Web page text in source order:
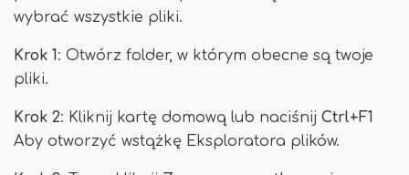
wybrać wszystkie pliki.
Krok 1: Otwórz folder, w którym obecne są twoje
pliki.
Krok 2: Kliknij kartę domową lub naciśnij Ctrl+F1
Aby otworzyć wstążkę Eksploratora plików.